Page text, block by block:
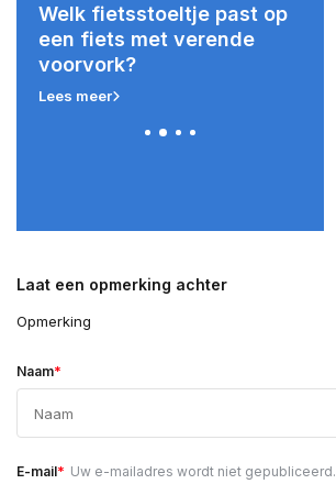
Welk fietsstoeltje past op
een fiets met verende
voorvork?
Lees meer
Laat een opmerking achter
Opmerking
Naam*
E-mail* Uw e-mailadres wordt niet gepubliceerd.